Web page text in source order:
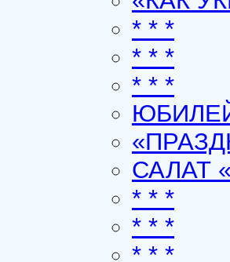
* * *
* * *
* * *
САЛАТ
* * *
* * *
* * *